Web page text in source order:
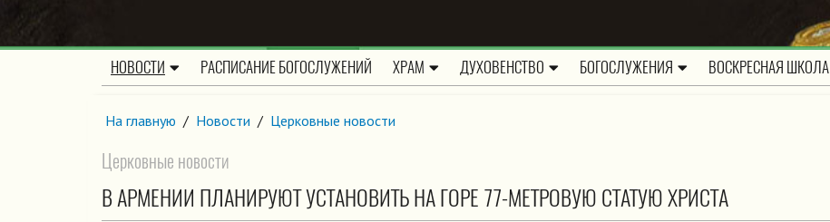
НОВОСТИ РАСПИСАНИЕ БОГОСЛУЖЕНИЙ ХРАМ ДУХОВЕНСТВО БОГОСЛУЖЕНИЯ ВОСКРЕСНАЯ ШКОЛА
На главную / Новости / Церковные новости
Церковные новости
В АРМЕНИИ ПЛАНИРУЮТ УСТАНОВИТЬ НА ГОРЕ 77-МЕТРОВУЮ СТАТУЮ ХРИСТА